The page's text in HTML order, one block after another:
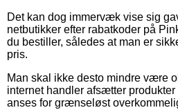
Det kan dog immervæk vise sig
netbutikker efter rabatkoder på
du bestiller, således at man er
pris.
Man skal ikke desto mindre være
internet handler afsætter
anses for grænseløst